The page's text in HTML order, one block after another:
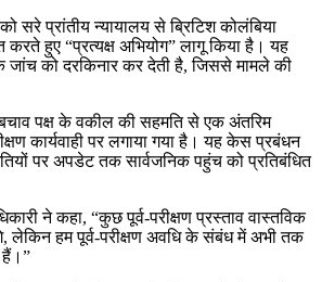
सरे प्रांतीय न्यायालय से ब्रिटिश कोलंबिया
करते हुए “प्रत्यक्ष अभियोग” लागू किया है। यह
जांच को दरकिनार कर देती है, जिससे मामले की
बचाव पक्ष के वकील की सहमति से एक अंतरिम
कार्यवाही पर लगाया गया है। यह केस प्रबंधन
पर अपडेट तक सार्वजनिक पहुंच को प्रतिबंधित
ने कहा, “कुछ पूर्व-परीक्षण प्रस्ताव वास्तविक
लेकिन हम पूर्व-परीक्षण अवधि के संबंध में अभी तक